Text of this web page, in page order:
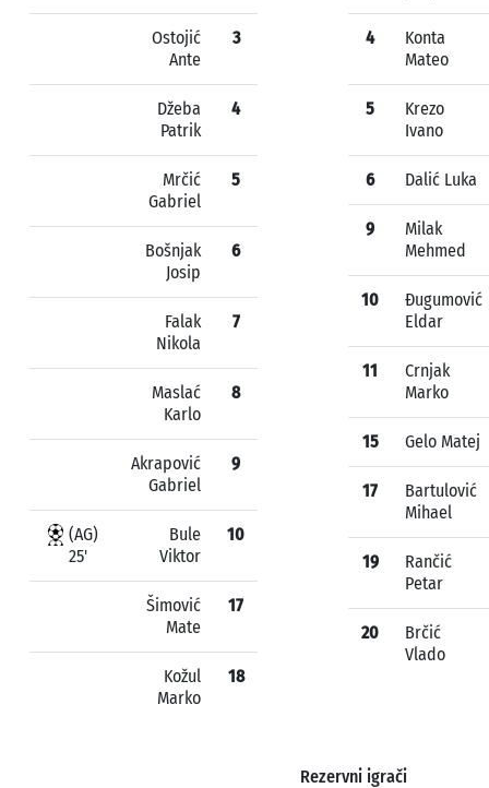
Ostojić
Ante
3
Džeba
Patrik
4
Mrčić
Gabriel
5
Bošnjak
Josip
6
Falak
Nikola
7
Maslać
Karlo
8
Akrapović
Gabriel
9
(AG)
25'
Bule
Viktor
10
Šimović
Mate
17
Kožul
Marko
18
4
Konta
Mateo
5
Krezo
Ivano
6 Dalić Luka
9
Milak
Mehmed
10
Đugumović
Eldar
11
Crnjak
Marko
15 Gelo Matej
17
Bartulović
Mihael
19
Rančić
Petar
20
Brčić
Vlado
Rezervni igrači